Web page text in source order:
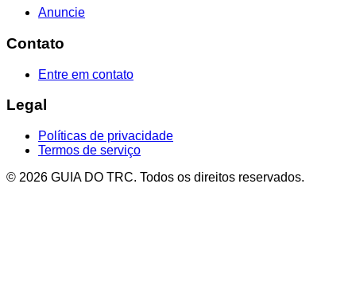
Anuncie
Contato
Entre em contato
Legal
Políticas de privacidade
Termos de serviço
© 2026 GUIA DO TRC. Todos os direitos reservados.